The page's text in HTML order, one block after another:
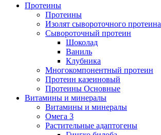
Протеины
Протеины
Изолят сывороточного протеина
Сывороточный протеин
Шоколад
Ваниль
Клубника
Многокомпонентный протеин
Протеин казеиновый
Протеины Основные
Витамины и минералы
Витамины и минералы
Омега 3
Растительные адаптогены